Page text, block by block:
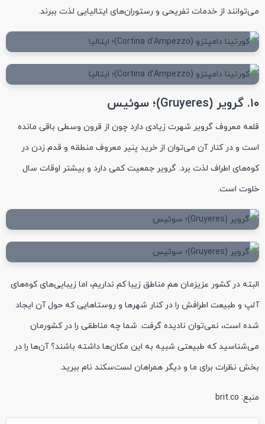
می‌توانند از خدمات تفریحی و رستوران‌های ایتالیایی لذت ببرند.
۱۰. گرویر (Gruyeres)؛ سوئیس
قلعه معروف گرویر شهرت زیادی دارد چون از قرون وسطی باقی مانده
است و در کنار آن می‌توان از خرید پنیر معروف منطقه و قدم زدن در
کوه‌های اطراف لذت برد. گرویر جمعیت کمی دارد و بیشتر اوقات سال
خلوت است.
البته در کشور عزیزمان هم مناطق زیبا کم نداریم، اما زیبایی‌های کوه‌های
آلپ و طبیعت اطرافش را در کنار شهرها و روستاهایی که حول آن ایجاد
شده است، نمی‌توان نادیده گرفت. شما چه مناطقی را در کشورمان
می‌شناسید که طبیعتی شبیه به این مکان‌ها داشته باشند؟ آن‌ها را در
بخش نظرات برای ما و دیگر همراهان لست‌سکند نام ببرید.
منبع: brit.co